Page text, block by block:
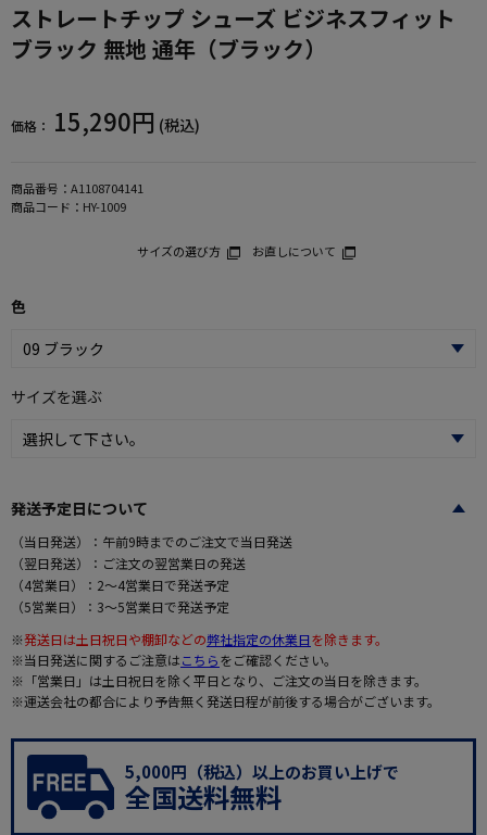
ストレートチップ シューズ ビジネスフィット
ブラック 無地 通年（ブラック）
価格： 15,290円 (税込)
商品番号： A1108704141
商品コード： HY-1009
サイズの選び方 お直しについて
色
サイズを選ぶ
発送予定日について
（当日発送）：午前9時までのご注文で当日発送
（翌日発送）：ご注文の翌営業日の発送
（4営業日）：2～4営業日で発送予定
（5営業日）：3～5営業日で発送予定
※発送日は土日祝日や棚卸などの弊社指定の休業日を除きます。
※当日発送に関するご注意はこちらをご確認ください。
※「営業日」は土日祝日を除く平日となり、ご注文の当日を除きます。
※運送会社の都合により予告無く発送日程が前後する場合がございます。
5,000円（税込）以上のお買い上げで
全国送料無料